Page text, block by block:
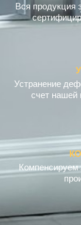
Вся продукция
Устранение
счет нашей
Компенсируем